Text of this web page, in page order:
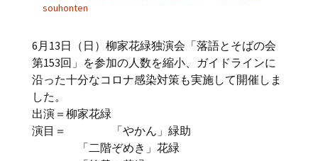
souhonten
6月13日（日）柳家花緑独演会「落語とそばの会
第153回」を参加の人数を縮小、ガイドラインに
沿った十分なコロナ感染対策も実施して開催しま
した。
出演＝柳家花緑
演目＝ 「やかん」緑助
「二階ぞめき」花緑